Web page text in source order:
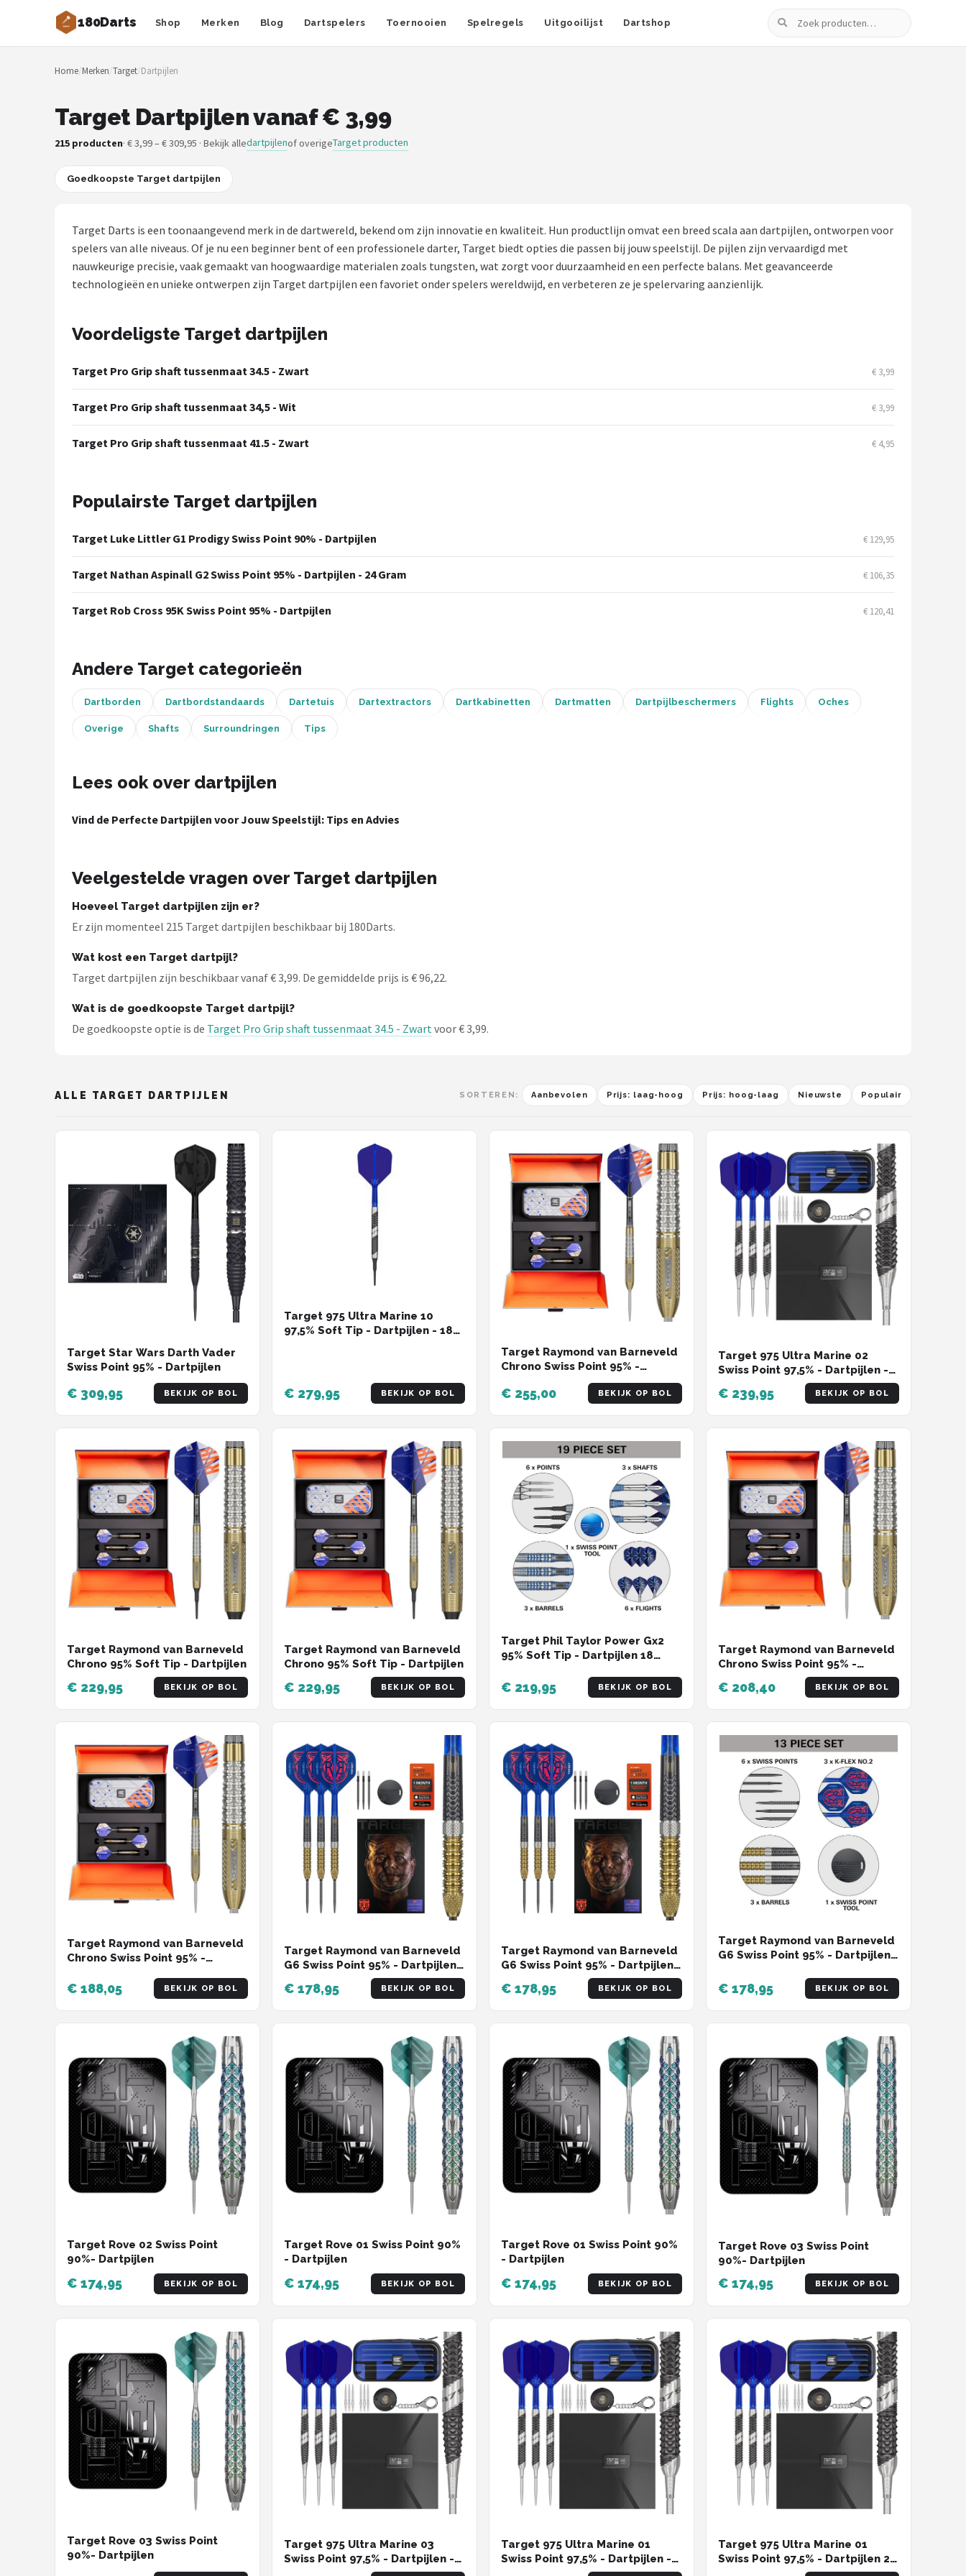
180Darts Shop Merken Blog Dartspelers Toernooien Spelregels Uitgooilijst Dartshop
Zoeken
Zoeken
NAVIGATIE
Merken
Toernooien
Spelregels
POPULAIRE MERKEN
Winmau
ABC Darts
Harrows
Red Dragon
Home/Merken/Target/Dartpijlen
Target Dartpijlen vanaf € 3,99
215 producten· € 3,99 – € 309,95 · Bekijk alledartpijlenof overigeTarget producten
Goedkoopste Target dartpijlen
Target Darts is een toonaangevend merk in de dartwereld, bekend om zijn innovatie en kwaliteit. Hun productlijn omvat een breed scala aan dartpijlen, ontworpen voor
spelers van alle niveaus. Of je nu een beginner bent of een professionele darter, Target biedt opties die passen bij jouw speelstijl. De pijlen zijn vervaardigd met
nauwkeurige precisie, vaak gemaakt van hoogwaardige materialen zoals tungsten, wat zorgt voor duurzaamheid en een perfecte balans. Met geavanceerde
technologieën en unieke ontwerpen zijn Target dartpijlen een favoriet onder spelers wereldwijd, en verbeteren ze je spelervaring aanzienlijk.
Voordeligste Target dartpijlen
Target Pro Grip shaft tussenmaat 34.5 - Zwart € 3,99
Target Pro Grip shaft tussenmaat 34,5 - Wit € 3,99
Target Pro Grip shaft tussenmaat 41.5 - Zwart € 4,95
Populairste Target dartpijlen
Target Luke Littler G1 Prodigy Swiss Point 90% - Dartpijlen € 129,95
Target Nathan Aspinall G2 Swiss Point 95% - Dartpijlen - 24 Gram € 106,35
Target Rob Cross 95K Swiss Point 95% - Dartpijlen € 120,41
Andere Target categorieën
Dartborden Dartbordstandaards Dartetuis Dartextractors Dartkabinetten Dartmatten Dartpijlbeschermers Flights Oches
Overige Shafts Surroundringen Tips
Lees ook over dartpijlen
Vind de Perfecte Dartpijlen voor Jouw Speelstijl: Tips en Advies
Veelgestelde vragen over Target dartpijlen
Hoeveel Target dartpijlen zijn er?
Er zijn momenteel 215 Target dartpijlen beschikbaar bij 180Darts.
Wat kost een Target dartpijl?
Target dartpijlen zijn beschikbaar vanaf € 3,99. De gemiddelde prijs is € 96,22.
Wat is de goedkoopste Target dartpijl?
De goedkoopste optie is de Target Pro Grip shaft tussenmaat 34.5 - Zwartvoor € 3,99.
ALLE TARGET DARTPIJLEN SORTEREN: Aanbevolen Prijs: laag-hoog Prijs: hoog-laag Nieuwste Populair
Target Star Wars Darth Vader
Swiss Point 95% - Dartpijlen
€ 309,95 BEKIJK OP BOL
Target 975 Ultra Marine 10
97,5% Soft Tip - Dartpijlen - 18
€ 279,95 BEKIJK OP BOL
Target Raymond van Barneveld
Chrono Swiss Point 95% -
€ 255,00 BEKIJK OP BOL
Target 975 Ultra Marine 02
Swiss Point 97,5% - Dartpijlen -
€ 239,95 BEKIJK OP BOL
Target Raymond van Barneveld
Chrono 95% Soft Tip - Dartpijlen
€ 229,95 BEKIJK OP BOL
Target Raymond van Barneveld
Chrono 95% Soft Tip - Dartpijlen
€ 229,95 BEKIJK OP BOL
Target Phil Taylor Power Gx2
95% Soft Tip - Dartpijlen 18
€ 219,95 BEKIJK OP BOL
Target Raymond van Barneveld
Chrono Swiss Point 95% -
€ 208,40 BEKIJK OP BOL
Target Raymond van Barneveld
Chrono Swiss Point 95% -
€ 188,05 BEKIJK OP BOL
Target Raymond van Barneveld
G6 Swiss Point 95% - Dartpijlen
€ 178,95 BEKIJK OP BOL
Target Raymond van Barneveld
G6 Swiss Point 95% - Dartpijlen
€ 178,95 BEKIJK OP BOL
Target Raymond van Barneveld
G6 Swiss Point 95% - Dartpijlen
€ 178,95 BEKIJK OP BOL
Target Rove 02 Swiss Point
90%- Dartpijlen
€ 174,95 BEKIJK OP BOL
Target Rove 01 Swiss Point 90%
- Dartpijlen
€ 174,95 BEKIJK OP BOL
Target Rove 01 Swiss Point 90%
- Dartpijlen
€ 174,95 BEKIJK OP BOL
Target Rove 03 Swiss Point
90%- Dartpijlen
€ 174,95 BEKIJK OP BOL
Target Rove 03 Swiss Point
90%- Dartpijlen
Target 975 Ultra Marine 03
Swiss Point 97,5% - Dartpijlen -
Target 975 Ultra Marine 01
Swiss Point 97,5% - Dartpijlen -
Target 975 Ultra Marine 01
Swiss Point 97,5% - Dartpijlen 24